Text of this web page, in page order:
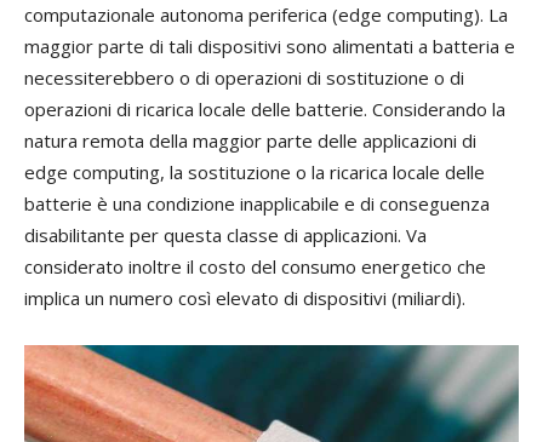
computazionale autonoma periferica (edge computing). La
maggior parte di tali dispositivi sono alimentati a batteria e
necessiterebbero o di operazioni di sostituzione o di
operazioni di ricarica locale delle batterie. Considerando la
natura remota della maggior parte delle applicazioni di
edge computing, la sostituzione o la ricarica locale delle
batterie è una condizione inapplicabile e di conseguenza
disabilitante per questa classe di applicazioni. Va
considerato inoltre il costo del consumo energetico che
implica un numero così elevato di dispositivi (miliardi).